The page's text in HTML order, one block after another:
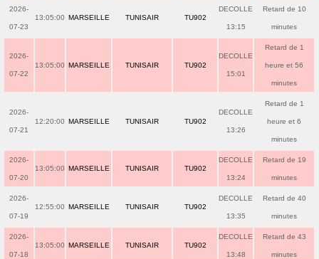
2026-
07-23
13:05:00 MARSEILLE TUNISAIR TU902
DECOLLE
13:15
Retard de 10
minutes
2026-
07-22
13:05:00 MARSEILLE TUNISAIR TU902
DECOLLE
15:01
Retard de 1
heure et 56
minutes
2026-
07-21
12:20:00 MARSEILLE TUNISAIR TU902
DECOLLE
13:26
Retard de 1
heure et 6
minutes
2026-
07-20
13:05:00 MARSEILLE TUNISAIR TU902
DECOLLE
13:24
Retard de 19
minutes
2026-
07-19
12:55:00 MARSEILLE TUNISAIR TU902
DECOLLE
13:35
Retard de 40
minutes
2026-
07-18
13:05:00 MARSEILLE TUNISAIR TU902
DECOLLE
13:48
Retard de 43
minutes